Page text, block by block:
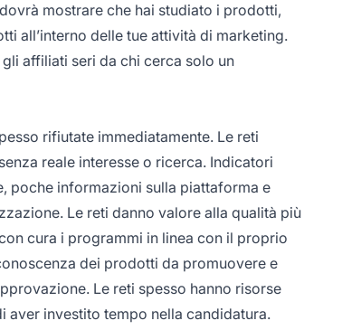
mostrare che hai studiato i prodotti,
all’interno delle tue attività di marketing.
affiliati seri da chi cerca solo un
rifiutate immediatamente. Le reti
reale interesse o ricerca. Indicatori
poche informazioni sulla piattaforma e
Le reti danno valore alla qualità più
cura i programmi in linea con il proprio
dei prodotti da promuovere e
Le reti spesso hanno risorse
aver investito tempo nella candidatura.